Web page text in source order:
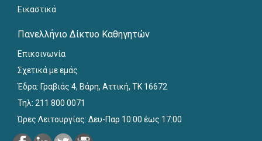
Εικαστικά
Πανελλήνιο Δίκτυο Καθηγητών
Επικοινωνία
Σχετικά με εμάς
Έδρα: Γραβιάς 4, Βάρη, Αττική, ΤΚ 16672
Τηλ: 211 800 0071
Ώρες Λειτουργίας: Δευ-Παρ 10:00 έως 17:00